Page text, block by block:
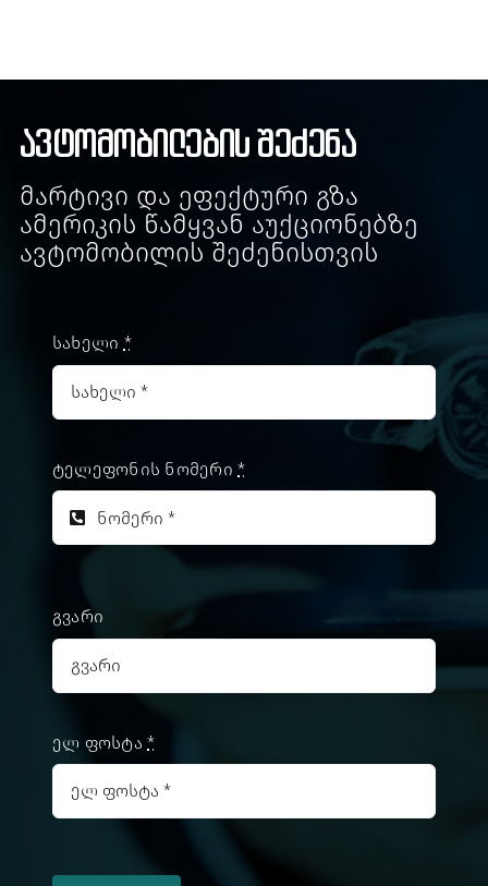
ავტომობილების შეძენა
Მარტივი Და Ეფექტური Გზა
Ამერიკის Წამყვან Აუქციონებზე
Ავტომობილის Შეძენისთვის
სახელი *
ტელეფონის ნომერი *
გვარი
ელ ფოსტა*